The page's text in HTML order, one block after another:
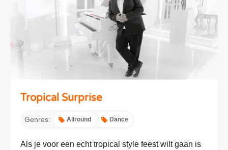
Tropical Surprise
Genres: Allround Dance
Als je voor een echt tropical style feest wilt gaan is